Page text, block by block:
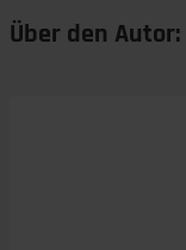
Über den Autor: